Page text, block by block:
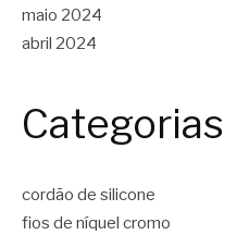
maio 2024
abril 2024
Categorias
cordão de silicone
fios de níquel cromo